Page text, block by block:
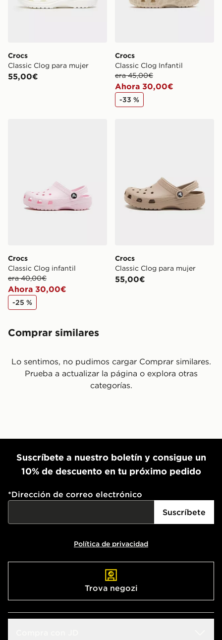
Crocs
Classic Clog para mujer
55,00€
Crocs
Classic Clog Infantil
era 45,00€
Ahora 30,00€
-33 %
Crocs
Classic Clog infantil
era 40,00€
Ahora 30,00€
-25 %
Crocs
Classic Clog para mujer
55,00€
Comprar similares
Lo sentimos, no pudimos cargar Comprar similares.
Prueba a actualizar la página o explora otras
categorías.
Suscríbete a nuestro boletín y consigue un
10% de descuento en tu próximo pedido
*Dirección de correo electrónico
Suscríbete
Política de privacidad
Trova negozi